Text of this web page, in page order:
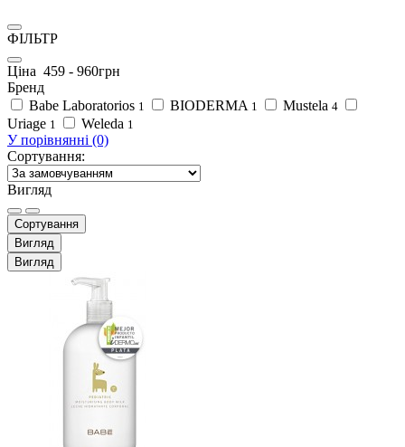
ФІЛЬТР
Ціна 459 - 960грн
Бренд
Babe Laboratorios 1 BIODERMA 1 Mustela 4
Uriage 1 Weleda 1
У порівнянні (0)
Сортування:
Вигляд
Сортування
Вигляд
Вигляд